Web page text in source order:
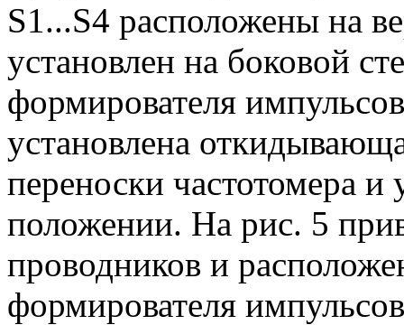
S1...S4 расположены на
установлен на боковой
формирователя
установлена
переноски частотомера и
положении. На рис. 5
проводников и
формирователя